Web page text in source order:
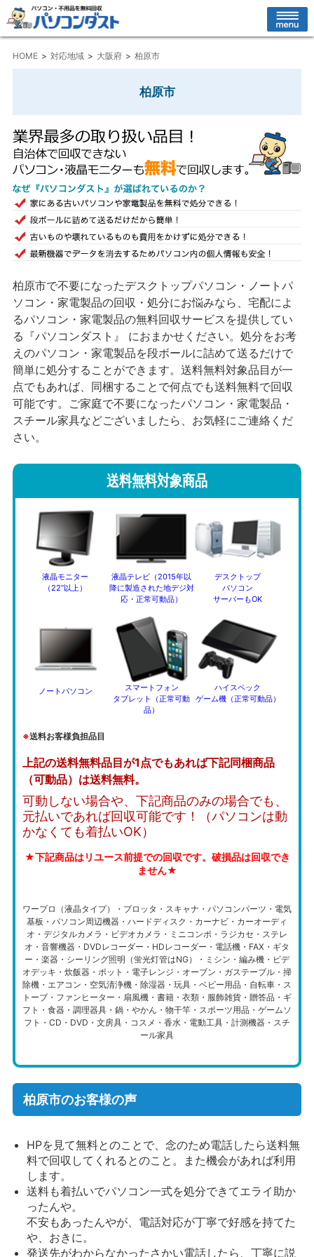
HOME 対応地域 大阪府 柏原市
柏原市
柏原市で不要になったデスクトップパソコン・ノートパ
ソコン・家電製品の回収・処分にお悩みなら、宅配によ
るパソコン・家電製品の無料回収サービスを提供してい
る『パソコンダスト』 におまかせください。処分をお考
えのパソコン・家電製品を段ボールに詰めて送るだけで
簡単に処分することができます。送料無料対象品目が一
点でもあれば、同梱することで何点でも送料無料で回収
可能です。ご家庭で不要になったパソコン・家電製品・
スチール家具などございましたら、お気軽にご連絡くだ
さい。
送料無料対象商品
液晶モニター
（22”以上）
液晶テレビ（2015年以
降に製造された地デジ対
応・正常可動品）
デスクトップ
パソコン
サーバーもOK
ノートパソコン
スマートフォン
タブレット（正常可動
品）
ハイスペック
ゲーム機（正常可動品）
※送料お客様負担品目
上記の送料無料品目が1点でもあれば下記同梱商品
（可動品）は送料無料。
可動しない場合や、下記商品のみの場合でも、
元払いであれば回収可能です！（パソコンは動
かなくても着払いOK）
★下記商品はリユース前提での回収です。破損品は回収でき
ません★
ワープロ（液晶タイプ）・プロッタ・スキャナ・パソコンパーツ・電気
基板・パソコン周辺機器・ハードディスク・カーナビ・カーオーディ
オ・デジタルカメラ・ビデオカメラ・ミニコンポ・ラジカセ・ステレ
オ・音響機器・DVDレコーダー・HDレコーダー・電話機・FAX・ギタ
ー・楽器・シーリング照明（蛍光灯管はNG）・ミシン・編み機・ビデ
オデッキ・炊飯器・ポット・電子レンジ・オーブン・ガステーブル・掃
除機・エアコン・空気清浄機・除湿器・玩具・ベビー用品・自転車・ス
トーブ・ファンヒーター・扇風機・書籍・衣類・服飾雑貨・贈答品・ギ
フト・食器・調理器具・鍋・やかん・物干竿・スポーツ用品・ゲームソ
フト・CD・DVD・文房具・コスメ・香水・電動工具・計測機器・スチ
ール家具
柏原市のお客様の声
HPを見て無料とのことで、念のため電話したら送料無
料で回収してくれるとのこと。また機会があれば利用
します。
送料も着払いでパソコン一式を処分できてエライ助か
ったんや。
不安もあったんやが、電話対応が丁寧で好感を持てた
や、おきに。
発送先がわからなかったさかい電話したら、丁寧に説